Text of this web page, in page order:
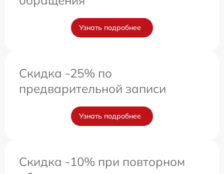
Узнать подробнее
Скидка -25% по
предварительной записи
Узнать подробнее
Скидка -10% при повторном